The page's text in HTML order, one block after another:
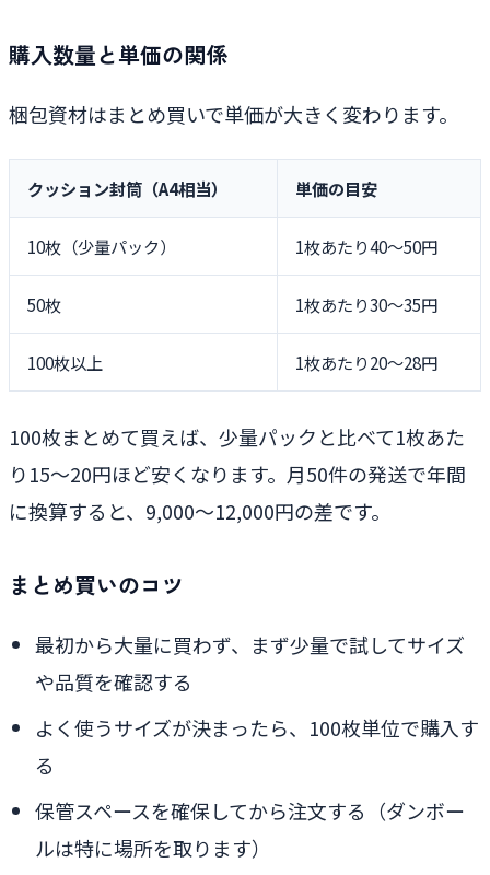
購入数量と単価の関係
梱包資材はまとめ買いで単価が大きく変わります。
クッション封筒（A4相当） 単価の目安
10枚（少量パック） 1枚あたり40〜50円
50枚 1枚あたり30〜35円
100枚以上 1枚あたり20〜28円
100枚まとめて買えば、少量パックと比べて1枚あた
り15〜20円ほど安くなります。月50件の発送で年間
に換算すると、9,000〜12,000円の差です。
まとめ買いのコツ
最初から大量に買わず、まず少量で試してサイズ
や品質を確認する
よく使うサイズが決まったら、100枚単位で購入す
る
保管スペースを確保してから注文する（ダンボー
ルは特に場所を取ります）